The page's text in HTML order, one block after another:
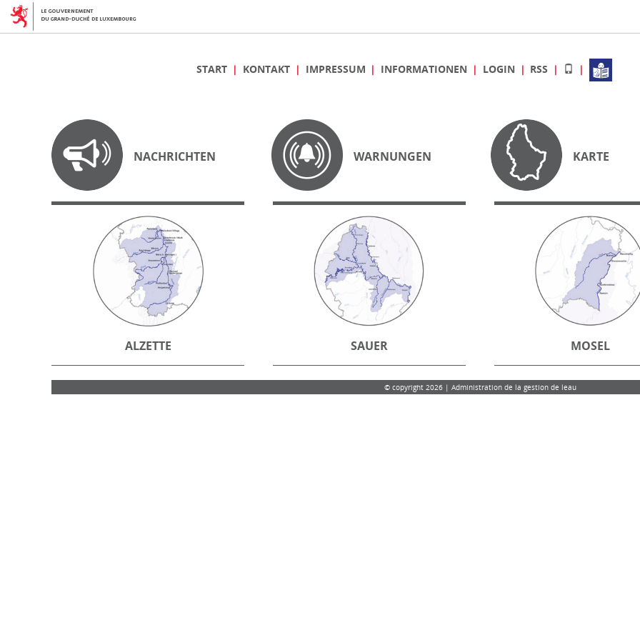
START KONTAKT IMPRESSUM INFORMATIONEN LOGIN RSS
NACHRICHTEN WARNUNGEN KARTE
ALZETTE SAUER MOSEL
© copyright 2026 | Administration de la gestion de leau